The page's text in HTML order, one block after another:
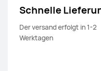
Schnelle
Der versand erfolgt in 1-2
Werktagen